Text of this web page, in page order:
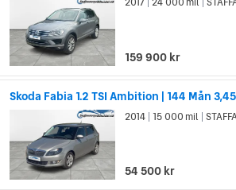
159 900 kr
Skoda Fabia 1.2 TSI Ambition | 144 Mån
2014 15 000 mil
54 500 kr